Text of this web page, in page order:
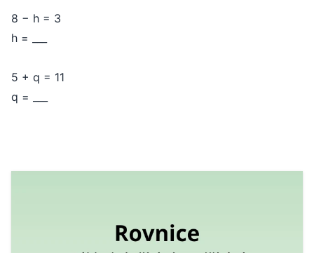
8 − h = 3
h = ___
5 + q = 11
q = ___